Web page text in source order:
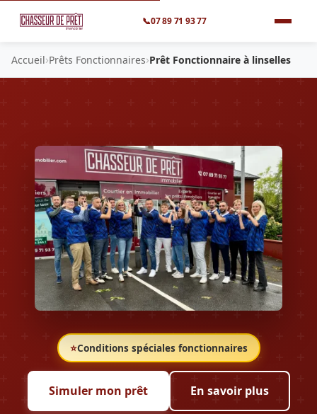
📞07 89 71 93 77
Accueil›Prêts Fonctionnaires›Prêt Fonctionnaire à linselles
⭐Conditions spéciales fonctionnaires
Simuler mon prêt En savoir plus